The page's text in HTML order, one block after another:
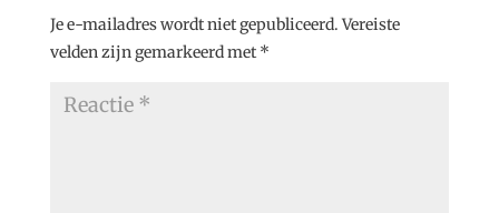
Je e-mailadres wordt niet gepubliceerd. Vereiste
velden zijn gemarkeerd met *